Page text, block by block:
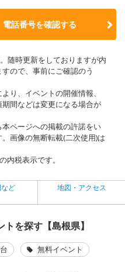
話番号を確認する
随時更新をしておりますが内
ので、事前にご確認のう
り、イベントの開催情報、
間などは変更になる場合が
ページへの掲載の許諾をい
画像の無断転載(二次使用)は
税表示です。
ど 地図・アクセス
を探す【島根県】
無料イベント